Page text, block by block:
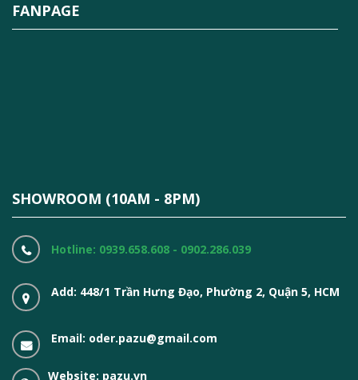
FANPAGE
SHOWROOM (10AM - 8PM)
Hotline: 0939.658.608 - 0902.286.039
Add: 448/1 Trần Hưng Đạo, Phường 2, Quận 5, HCM
Email: oder.pazu@gmail.com
Website: pazu.vn